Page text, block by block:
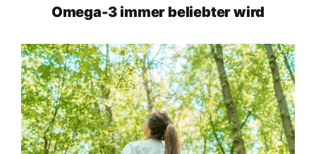
Omega-3 immer beliebter wird